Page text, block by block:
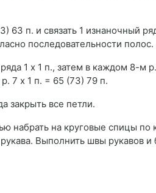
63 п. и связать 1 изнаночный
последовательности полос.
1 х 1 п., затем в каждом 8-м
7 x 1 п. = 65 (73) 79 п.
закрыть все петли.
набрать на круговые спицы по
Выполнить швы рукавов